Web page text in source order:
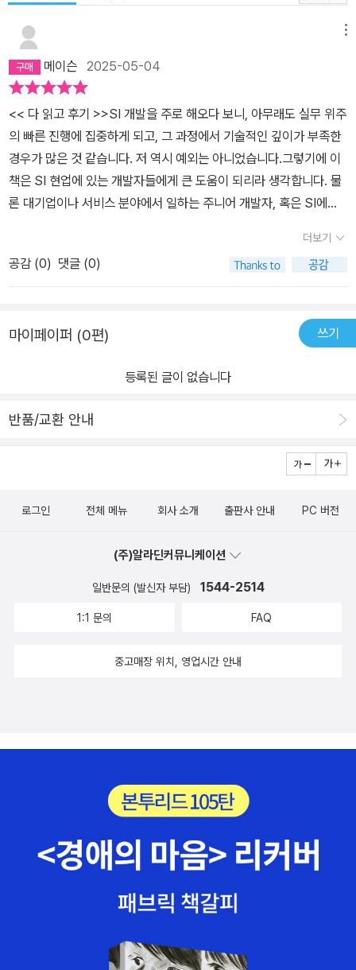
메이슨 2025-05-04
<< 다 읽고 후기 >>SI 개발을 주로 해오다 보니, 아무래도 실무 위주
의 빠른 진행에 집중하게 되고, 그 과정에서 기술적인 깊이가 부족한
경우가 많은 것 같습니다. 저 역시 예외는 아니었습니다.그렇기에 이
책은 SI 현업에 있는 개발자들에게 큰 도움이 되리라 생각합니다. 물
론 대기업이나 서비스 분야에서 일하는 주니어 개발자, 혹은 SI에서
다.책을 끝까지 읽고 나니, 정말 훌륭한 책이라는 생각이 듭니다.예전
에도 최범균 님의 책을 몇 권 읽었는데, 항상 느끼는 건 글이 참 잘 읽
힌다는 점입니다. 내용이 머리에 쏙쏙 들어오게 쓰여 있어서, 읽는 내
주시는 모든 개발자분들에게 고맙습니다.
더보기
공감 (0) 댓글 (0)
마이페이퍼 (0편) 쓰기
등록된 글이 없습니다
반품/교환 안내
로그인 전체 메뉴 회사 소개 출판사 안내 PC 버전
(주)알라딘커뮤니케이션
일반문의 (발신자 부담) 1544-2514
1:1 문의 FAQ
중고매장 위치, 영업시간 안내